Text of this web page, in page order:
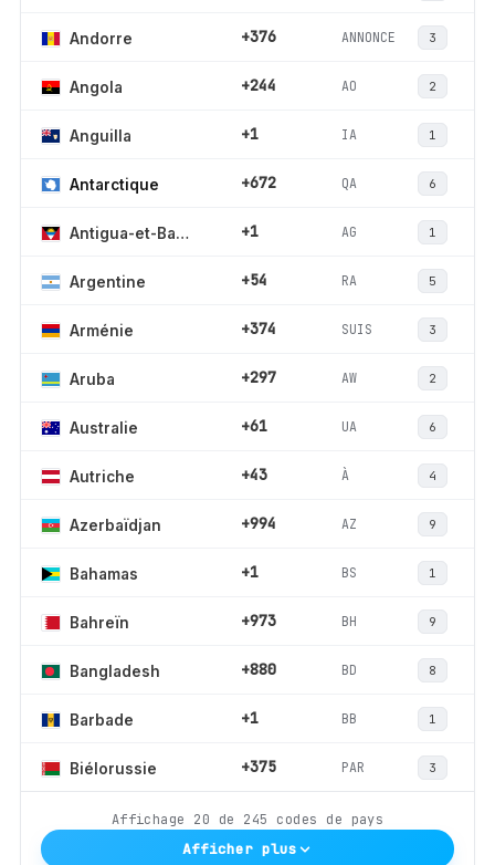
Andorre +376 ANNONCE 3
Angola +244 AO 2
Anguilla +1 IA 1
Antarctique +672 QA 6
Antigua-et-Barbuda +1 AG 1
Argentine +54 RA 5
Arménie +374 SUIS 3
Aruba +297 AW 2
Australie +61 UA 6
Autriche +43 À 4
Azerbaïdjan +994 AZ 9
Bahamas +1 BS 1
Bahreïn +973 BH 9
Bangladesh +880 BD 8
Barbade +1 BB 1
Biélorussie +375 PAR 3
Affichage 20 de 245 codes de pays
Afficher plus